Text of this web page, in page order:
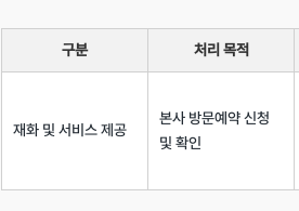
구분 처리 목적
재화 및 서비스 제공
본사 방문예약 신청
및 확인